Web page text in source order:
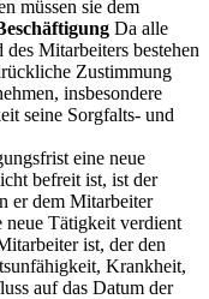
müssen sie dem
Da alle
Mitarbeiters bestehen
Zustimmung
insbesondere
seine Sorgfalts- und
eine neue
befreit ist, ist der
er dem Mitarbeiter
neue Tätigkeit verdient
ist, der den
Krankheit,
auf das Datum der